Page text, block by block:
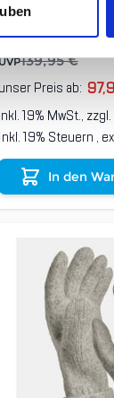
139,95 €
unser Preis ab:
inkl. 19% MwSt., zzgl.
Inkl. 19% Steuern ,
In den